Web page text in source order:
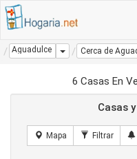
Aguadulce Dropdown
Cerca de
6 Casas En
Casas